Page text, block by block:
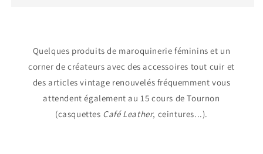
Quelques produits de maroquinerie féminins et un
corner de créateurs avec des accessoires tout cuir et
des articles vintage renouvelés fréquemment vous
attendent également au 15 cours de Tournon
(casquettes Café Leather, ceintures...).